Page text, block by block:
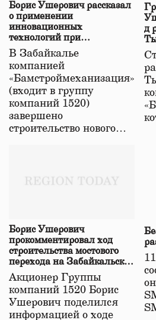
Борис Ушерович рассказал
о применении
инновационных
технологий при
строительстве нового моста
в Забайкалье
В Забайкалье
компанией
«Бамстроймеханизация»
(входит в группу
компаний 1520)
завершено
строительство нового…
д
Борис Ушерович
прокомментировал ход
строительства мостового
перехода на Забайкальской
железной дороге
Акционер Группы
компаний 1520 Борис
Ушерович поделился
информацией о ходе